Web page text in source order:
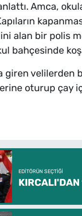
Amca,
alan bir polis
bahçesinde
giren velilerden
oturup çay
EDITÖRÜN SEÇTIĞI